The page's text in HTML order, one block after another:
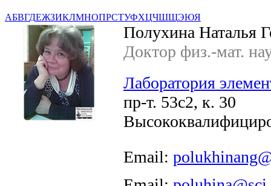
АБВГДЕЖЗИКЛМНОПРСТУФХЦЧШЩЭЮЯ
Полухина Наталья
Доктор физ.-мат.
Лаборатория
пр-т. 53с2, к. 30
Email: